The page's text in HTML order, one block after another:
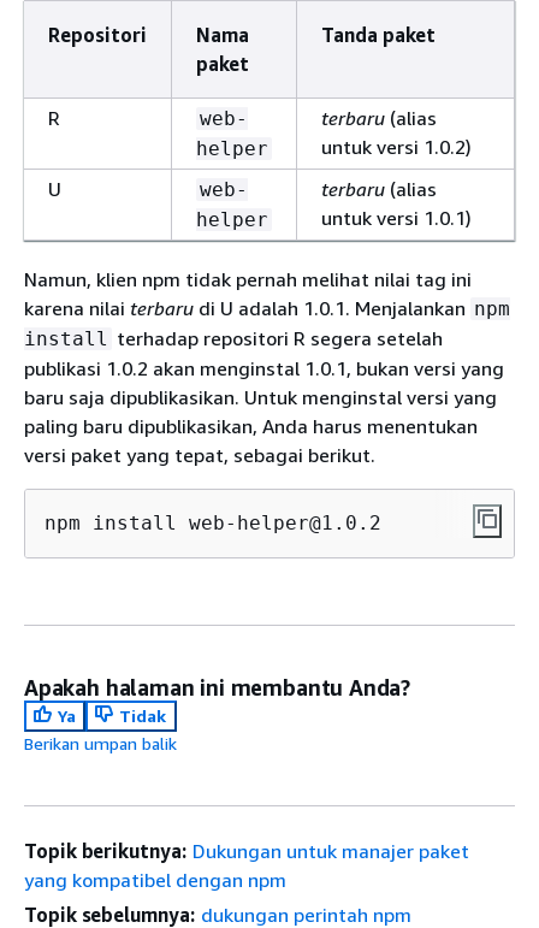
Repositori
Nama
paket
Tanda paket
R
web-
helper
terbaru (alias
untuk versi 1.0.2)
U
web-
helper
terbaru (alias
untuk versi 1.0.1)
Namun, klien npm tidak pernah melihat nilai tag ini
karena nilai terbaru di U adalah 1.0.1. Menjalankan npm
install
terhadap repositori R segera setelah
publikasi 1.0.2 akan menginstal 1.0.1, bukan versi yang
baru saja dipublikasikan. Untuk menginstal versi yang
paling baru dipublikasikan, Anda harus menentukan
versi paket yang tepat, sebagai berikut.
npm install web-helper@1.0.2
Apakah halaman ini membantu Anda?
Ya
Tidak
Berikan umpan balik
Topik berikutnya: Dukungan untuk manajer paket
yang kompatibel dengan npm
Topik sebelumnya: dukungan perintah npm